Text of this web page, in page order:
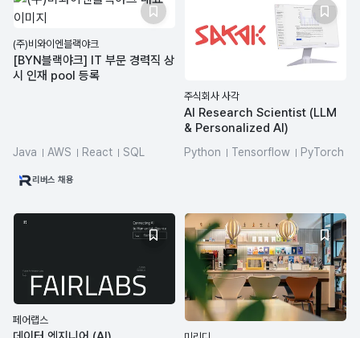
(주)비와이엔블랙야크
[BYN블랙야크] IT 부문 경력직 상
시 인재 pool 등록
Java AWS React
SQL
리버스 채용
주식회사 사각
AI Research Scientist (LLM
& Personalized AI)
Python Tensorflow
PyTorch
페어랩스